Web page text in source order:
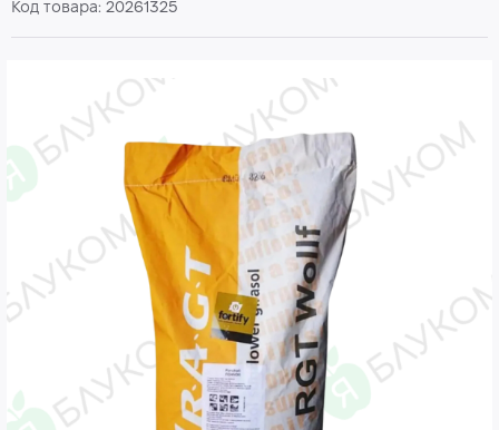
Код товара: 20261325